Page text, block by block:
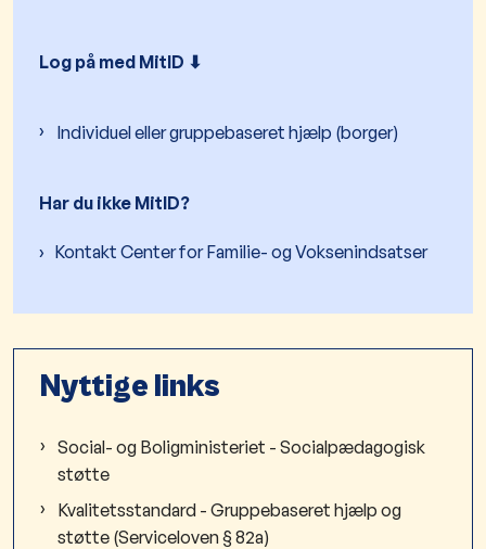
Log på med MitID ⬇︎
Individuel eller gruppebaseret hjælp (borger)
Har du ikke MitID?
Kontakt Center for Familie- og Voksenindsatser
Nyttige links
Social- og Boligministeriet - Socialpædagogisk
støtte
Kvalitetsstandard - Gruppebaseret hjælp og
støtte (Serviceloven § 82a)